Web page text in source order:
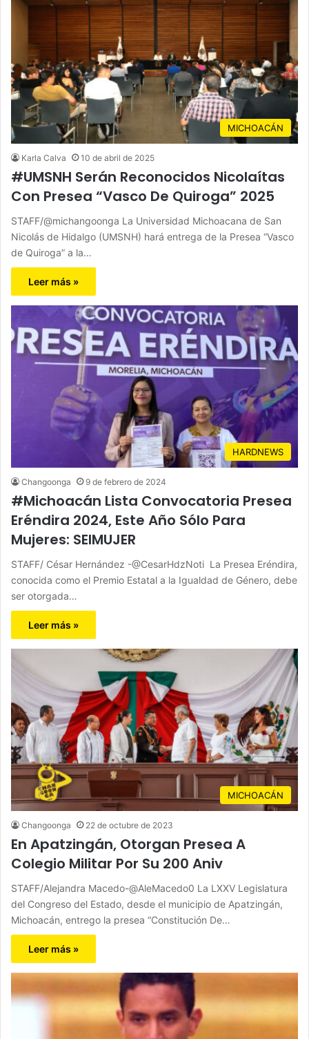
MICHOACÁN
Karla Calva 10 de abril de 2025
#UMSNH Serán Reconocidos Nicolaítas
Con Presea “Vasco De Quiroga” 2025
STAFF/@michangoonga La Universidad Michoacana de San
Nicolás de Hidalgo (UMSNH) hará entrega de la Presea “Vasco
de Quiroga” a la…
Leer más »
HARDNEWS
Changoonga 9 de febrero de 2024
#Michoacán Lista Convocatoria Presea
Eréndira 2024, Este Año Sólo Para
Mujeres: SEIMUJER
STAFF/ César Hernández -@CesarHdzNoti La Presea Eréndira,
conocida como el Premio Estatal a la Igualdad de Género, debe
ser otorgada…
Leer más »
MICHOACÁN
Changoonga 22 de octubre de 2023
En Apatzingán, Otorgan Presea A
Colegio Militar Por Su 200 Aniv
STAFF/Alejandra Macedo-@AleMacedo0 La LXXV Legislatura
del Congreso del Estado, desde el municipio de Apatzingán,
Michoacán, entrego la presea “Constitución De…
Leer más »